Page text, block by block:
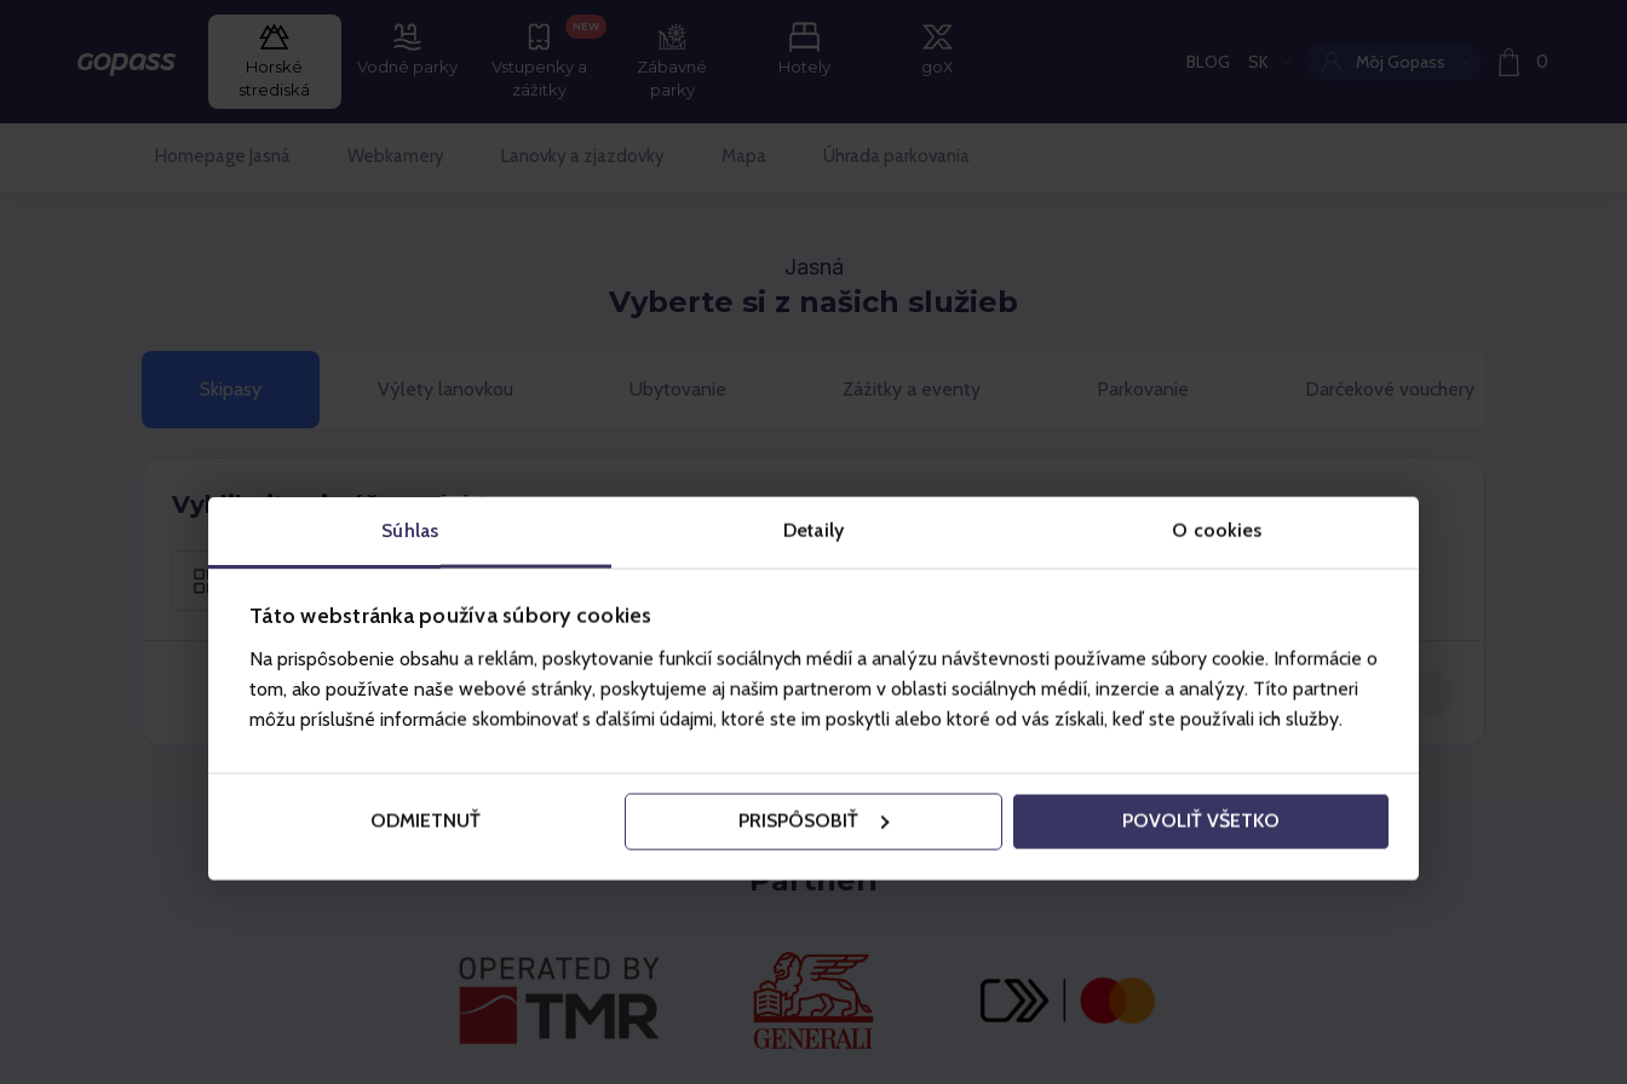
Súhlas Detaily O cookies
Táto webstránka používa súbory cookies
Na prispôsobenie obsahu a reklám, poskytovanie funkcií sociálnych médií a analýzu návštevnosti používame súbory cookie. Informácie o
tom, ako používate naše webové stránky, poskytujeme aj našim partnerom v oblasti sociálnych médií, inzercie a analýzy. Títo partneri
môžu príslušné informácie skombinovať s ďalšími údajmi, ktoré ste im poskytli alebo ktoré od vás získali, keď ste používali ich služby.
ODMIETNUŤ PRISPÔSOBIŤ POVOLIŤ VŠETKO
Gopass
Horské
strediská
Vodné parky
Vstupenky a
zážitky
NEW
Zábavné
parky
Hotely goX BLOG Aktuální jazyk:
SK Môj Gopass 0
Homepage Jasná Webkamery Lanovky a zjazdovky Mapa Úhrada parkovania
Jasná
Vyberte si z našich služieb
Skipasy Výlety lanovkou Ubytovanie Zážitky a eventy Parkovanie Darčekové vouchery
Vyklikajte si váš produkt
Vložiť do košíka
Partneri